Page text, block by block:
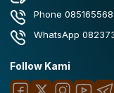
Phone
WhatsApp
Follow Kami